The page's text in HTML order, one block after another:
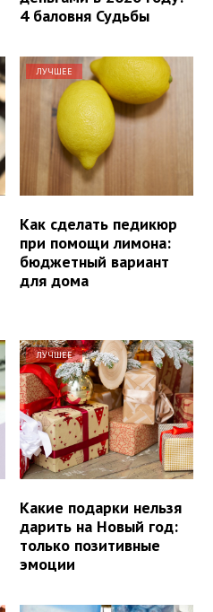
4 баловня Судьбы
ЛУЧШЕЕ
Как сделать педикюр
при помощи лимона:
бюджетный вариант
для дома
ЛУЧШЕЕ
Какие подарки нельзя
дарить на Новый год:
только позитивные
эмоции